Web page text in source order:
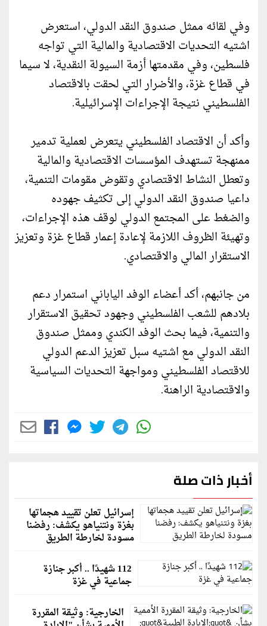
وفي لقائه ممثل صندوق النقد الدولي، استعرض
اشتيه التحديات الاقتصادية والمالية التي تواجه
فلسطين، وفي مقدمتها أزمة السيولة النقدية، لا سيما
في قطاع غزة، والأضرار التي لحقت بالاقتصاد
الفلسطيني نتيجة الإجراءات الإسرائيلية.
وأكد أن الاقتصاد الفلسطيني يتعرض لعملية تدمير
ممنهجة تستهدف المؤسسات الاقتصادية والمالية
وتعطل النشاط الاقتصادي وتقوض مقومات التنمية،
داعيا صندوق النقد الدولي إلى تكثيف جهوده
والضغط على المجتمع الدولي لوقف هذه الإجراءات،
وتهيئة الظروف اللازمة لإعادة إعمار قطاع غزة وتعزيز
الاستقرار المالي والاقتصادي.
من جانبهم، أكد أعضاء الوفد الياباني استمرار دعم
بلادهم للشعب الفلسطيني وجهود تحقيق الاستقرار
والتنمية، فيما بحث الوفد الكندي وممثل صندوق
النقد الدولي مع اشتيه سبل تعزيز الدعم الدولي
للاقتصاد الفلسطيني ومواجهة التحديات السياسية
والاقتصادية الراهنة.
أخبار ذات صلة
إسرائيل تعلن تقييد هجماتها
بغزة ونتنياهو يكشف: رفضنا
مسودة لخارطة الطريق
112 شهيدًا .. أكبر جنازة
جماعية في غزة
الخارجية: وثيقة المقررة